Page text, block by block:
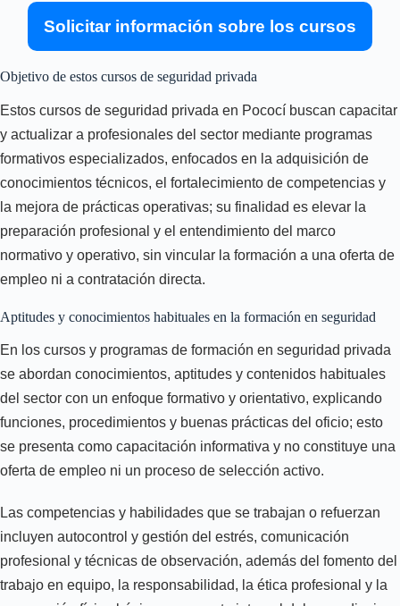
Solicitar información sobre los cursos
Objetivo de estos cursos de seguridad privada
Estos cursos de seguridad privada en Pococí buscan capacitar
y actualizar a profesionales del sector mediante programas
formativos especializados, enfocados en la adquisición de
conocimientos técnicos, el fortalecimiento de competencias y
la mejora de prácticas operativas; su finalidad es elevar la
preparación profesional y el entendimiento del marco
normativo y operativo, sin vincular la formación a una oferta de
empleo ni a contratación directa.
Aptitudes y conocimientos habituales en la formación en seguridad
En los cursos y programas de formación en seguridad privada
se abordan conocimientos, aptitudes y contenidos habituales
del sector con un enfoque formativo y orientativo, explicando
funciones, procedimientos y buenas prácticas del oficio; esto
se presenta como capacitación informativa y no constituye una
oferta de empleo ni un proceso de selección activo.
Las competencias y habilidades que se trabajan o refuerzan
incluyen autocontrol y gestión del estrés, comunicación
profesional y técnicas de observación, además del fomento del
trabajo en equipo, la responsabilidad, la ética profesional y la